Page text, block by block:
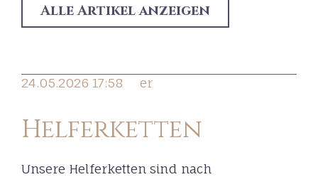
Alle Artikel anzeigen
24.05.2026 17:58 er
Helferketten
Unsere Helferketten sind nach